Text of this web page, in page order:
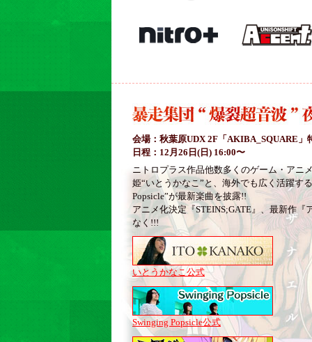
会場： 秋葉原UDX 2F「AKIBA_SQUARE」
日程： 12月26日(日) 16:00〜
ニトロプラス作品他数多くのゲーム・アニ
姫“いとうかなこ”と、海外でも広く活躍す
Popsicle”が最新楽曲を披露!!
アニメ化決定『STEINS;GATE』、最新作
なく!!!
いとうかなこ公式
Swinging Popsicle公式